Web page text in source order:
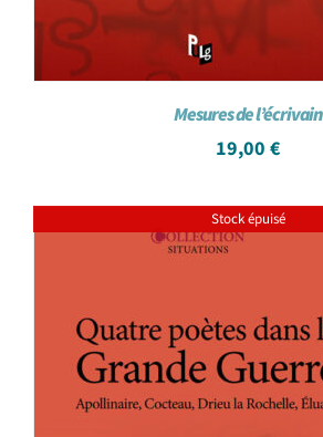
Mesures de l’écrivain
19,00 €
Stock épuisé